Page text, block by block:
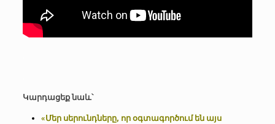
Կարդացեք նաև՝
«Մեր սերունդները, որ օգտագործում են այս